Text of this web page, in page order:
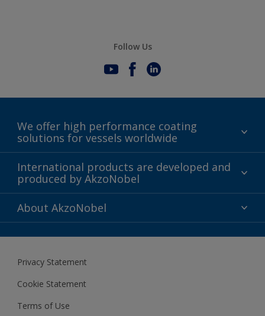
Follow Us
We offer high performance coating
solutions for vessels worldwide
Sustainability
History
International products are developed and
produced by AkzoNobel
Innovation
Definitions & Abbreviations
Modern Slavery Act
About AkzoNobel
Careers at AkzoNobel
Privacy Statement
Cookie Statement
Terms of Use